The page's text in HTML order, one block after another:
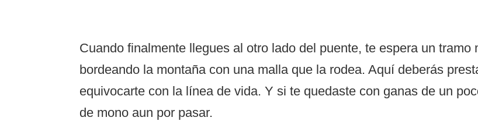
Cuando finalmente llegues al otro lado del puente, te espera un
bordeando la montaña con una malla que la rodea. Aquí deberás
equivocarte con la línea de vida. Y si te quedaste con ganas de un
de mono aun por pasar.